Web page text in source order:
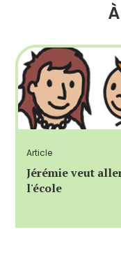
Article
Jérémie veut
l'école